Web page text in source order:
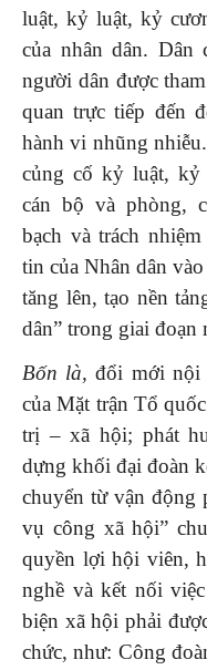
luật, kỷ luật, kỷ
của nhân dân.
người dân được
quan trực tiếp đến
hành vi nhũng
củng cố kỷ luật, kỷ
cán bộ và phòng,
bạch và trách
tin của Nhân dân
tăng lên, tạo nền
dân” trong giai đoạn
Bốn là,đổi mới nội
của Mặt trận Tổ
trị – xã hội; phát
dựng khối đại đoàn
chuyển từ vận động
vụ công xã hội”
quyền lợi hội viên,
nghề và kết nối
biện xã hội phải
chức, như: Công